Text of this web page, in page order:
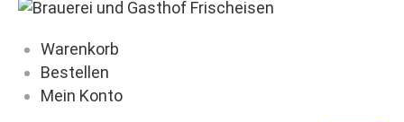
Warenkorb
Bestellen
Mein Konto